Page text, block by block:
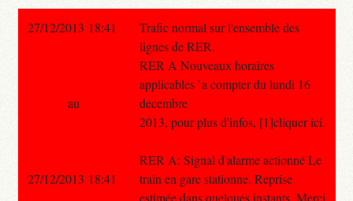
27/12/2013 18:41
Trafic normal sur l'ensemble des
lignes de RER.
RER A Nouveaux horaires
applicables `a compter du lundi 16
decembre
2013, pour plus d'infos, [1]cliquer ici.
RER A: Signal d'alarme actionné Le
train en gare stationne. Reprise
estimée dans quelques instants. Merci
au
27/12/2013 18:41